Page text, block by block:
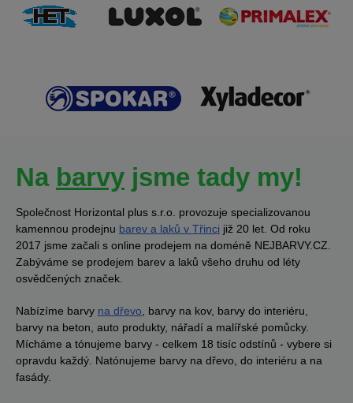
Na barvy jsme tady my!
Společnost Horizontal plus s.r.o. provozuje specializovanou
kamennou prodejnu barev a laků v Třinci již 20 let. Od roku
2017 jsme začali s online prodejem na doméně NEJBARVY.CZ.
Zabýváme se prodejem barev a laků všeho druhu od léty
osvědčených značek.
Nabízíme barvy na dřevo , barvy na kov, barvy do interiéru,
barvy na beton, auto produkty, nářadí a malířské pomůcky.
Mícháme a tónujeme barvy - celkem 18 tisíc odstínů - vybere si
opravdu každý. Natónujeme barvy na dřevo, do interiéru a na
fasády.